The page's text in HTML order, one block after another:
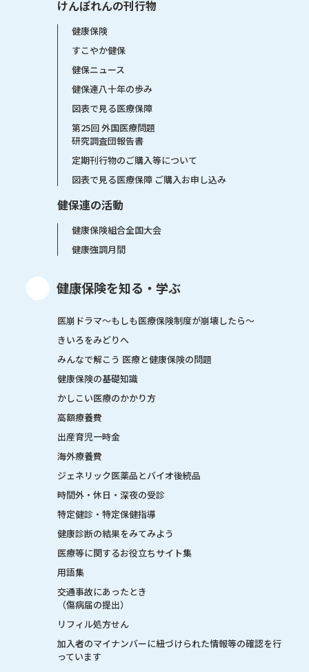
けんぽれんの刊行物
健康保険
すこやか健保
健保ニュース
健保連八十年の歩み
図表で見る医療保障
第25回 外国医療問題
研究調査団報告書
定期刊行物のご購入等について
図表で見る医療保障 ご購入お申し込み
健保連の活動
健康保険組合全国大会
健康強調月間
健康保険を知る・学ぶ
医崩ドラマ〜もしも医療保険制度が崩壊したら〜
きいろをみどりへ
みんなで解こう 医療と健康保険の問題
健康保険の基礎知識
かしこい医療のかかり方
高額療養費
出産育児一時金
海外療養費
ジェネリック医薬品とバイオ後続品
時間外・休日・深夜の受診
特定健診・特定保健指導
健康診断の結果をみてみよう
医療等に関するお役立ちサイト集
用語集
交通事故にあったとき
（傷病届の提出）
リフィル処方せん
加入者のマイナンバーに紐づけられた情報等の確認を行
っています